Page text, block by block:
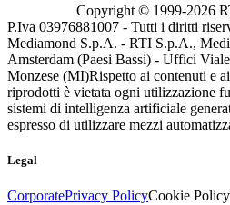
Copyright © 1999-2026
P.Iva 03976881007 - Tutti i diritti
Mediamond S.p.A. - RTI S.p.A.,
Amsterdam (Paesi Bassi) - Uffici
Monzese (MI)Rispetto ai contenuti e
riprodotti è vietata ogni utilizzazione
sistemi di intelligenza artificiale
espresso di utilizzare mezzi
Legal
CorporatePrivacy PolicyCookie Policy